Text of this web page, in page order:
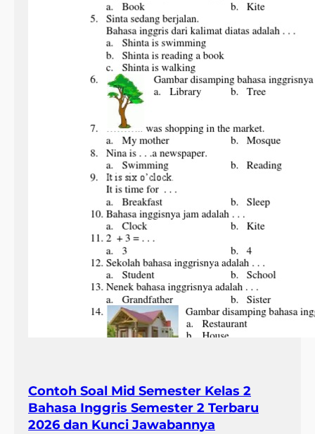
Contoh Soal Mid Semester Kelas 2
Bahasa Inggris Semester 2 Terbaru
2026 dan Kunci Jawabannya